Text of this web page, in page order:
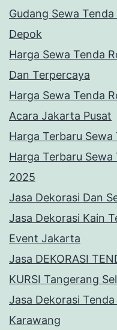
Gudang Sewa
Depok
Harga Sewa Tenda
Dan Terpercaya
Harga Sewa Tenda
Acara Jakarta Pusat
Harga Terbaru
Harga Terbaru
2025
Jasa Dekorasi Dan
Jasa Dekorasi Kain
Event Jakarta
Jasa DEKORASI
KURSI Tangerang
Jasa Dekorasi
Karawang